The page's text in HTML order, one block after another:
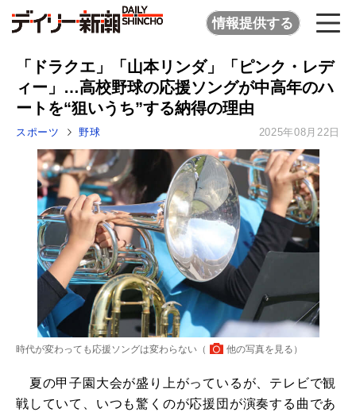
情報提供する
「ドラクエ」「山本リンダ」「ピンク・レデ
ィー」…高校野球の応援ソングが中高年のハ
ートを“狙いうち”する納得の理由
スポーツ 野球 2025年08月22日
時代が変わっても応援ソングは変わらない（ 他の写真を見る ）
夏の甲子園大会が盛り上がっているが、テレビで観
戦していて、いつも驚くのが応援団が演奏する曲であ